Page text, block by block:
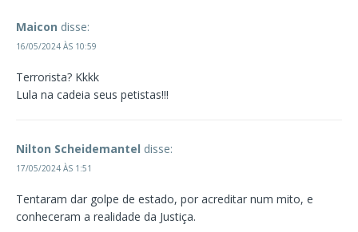
Maicon disse:
16/05/2024 ÀS 10:59
Terrorista? Kkkk
Lula na cadeia seus petistas!!!
Nilton Scheidemantel disse:
17/05/2024 ÀS 1:51
Tentaram dar golpe de estado, por acreditar num mito, e
conheceram a realidade da Justiça.